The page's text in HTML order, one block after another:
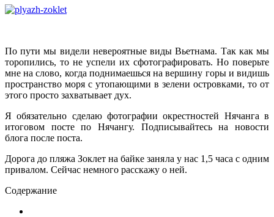
По пути мы видели невероятные виды Вьетнама. Так как мы
торопились, то не успели их сфотографировать. Но поверьте
мне на слово, когда поднимаешься на вершину горы и видишь
пространство моря с утопающими в зелени островками, то от
этого просто захватывает дух.
Я обязательно сделаю фотографии окрестностей Нячанга в
итоговом посте по Нячангу. Подписывайтесь на новости
блога после поста.
Дорога до пляжа Зоклет на байке заняла у нас 1,5 часа с одним
привалом. Сейчас немного расскажу о ней.
Содержание